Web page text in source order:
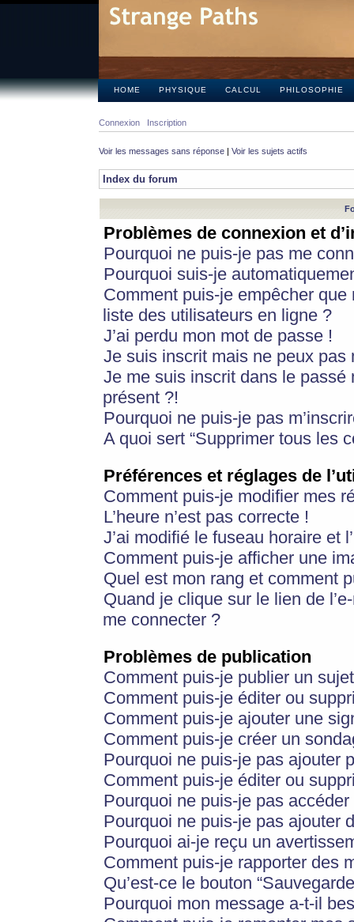
HOME PHYSIQUE CALCUL PHILOSOPHIE
Connexion Inscription
Voir les messages sans réponse | Voir les sujets actifs
Index du forum
Problèmes de connexion et
Pourquoi ne puis-je pas me
Pourquoi suis-je
Comment puis-je empêcher
liste des utilisateurs en ligne ?
J’ai perdu mon mot de passe !
Je suis inscrit mais ne peux pas
Je me suis inscrit dans le
présent ?!
Pourquoi ne puis-je pas
A quoi sert “Supprimer tous les
Préférences et réglages de
Comment puis-je modifier mes
L’heure n’est pas correcte !
J’ai modifié le fuseau horaire et
Comment puis-je afficher une
Quel est mon rang et comment
Quand je clique sur le lien de
me connecter ?
Problèmes de publication
Comment puis-je publier un
Comment puis-je éditer ou
Comment puis-je ajouter une
Comment puis-je créer un
Pourquoi ne puis-je pas ajouter
Comment puis-je éditer ou
Pourquoi ne puis-je pas
Pourquoi ne puis-je pas ajouter
Pourquoi ai-je reçu un
Comment puis-je rapporter des
Qu’est-ce le bouton
Pourquoi mon message a-t-il